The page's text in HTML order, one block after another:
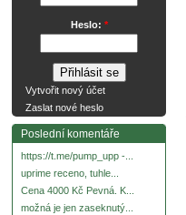
Heslo: *
Vytvořit nový účet
Zaslat nové heslo
Poslední komentáře
https://t.me/pump_upp -...
uprime receno, tuhle...
Cena 4000 Kč Pevná. K...
možná je jen zaseknutý...